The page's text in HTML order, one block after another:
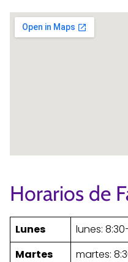
Horarios de
Lunes
lunes:
Martes
martes: